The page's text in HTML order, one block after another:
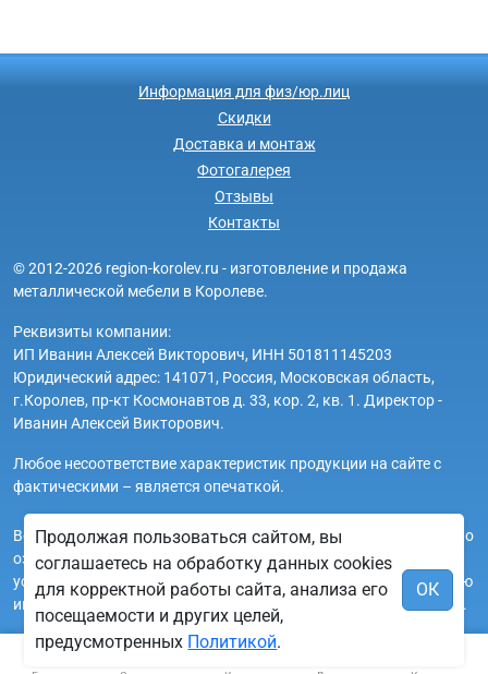
Информация для физ/юр.лиц
Скидки
Доставка и монтаж
Фотогалерея
Отзывы
Контакты
© 2012-2026 region-korolev.ru - изготовление и продажа
металлической мебели в Королеве.
Реквизиты компании:
ИП Иванин Алексей Викторович, ИНН 501811145203
Юридический адрес: 141071, Россия, Московская область,
г.Королев, пр-кт Космонавтов д. 33, кор. 2, кв. 1. Директор -
Иванин Алексей Викторович.
Любое несоответствие характеристик продукции на сайте с
фактическими – является опечаткой.
Вся информация на сайте region-korolev.ru носит исключительно
ознакомительный и справочный характер и ни при каких
условиях не является публичной офертой. Всю дополнительную
информацию можно узнать по телефонам указанным на сайте.
Продолжая пользоваться сайтом, вы
соглашаетесь на обработку данных cookies
для корректной работы сайта, анализа его
посещаемости и других целей,
предусмотренных Политикой.
ОК